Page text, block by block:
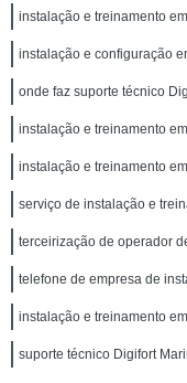
instalação e treinamento
instalação e configuração
onde faz suporte técnico
instalação e treinamento
instalação e treinamento
serviço de instalação e
terceirização de operador
telefone de empresa de
instalação e treinamento
suporte técnico Digifort